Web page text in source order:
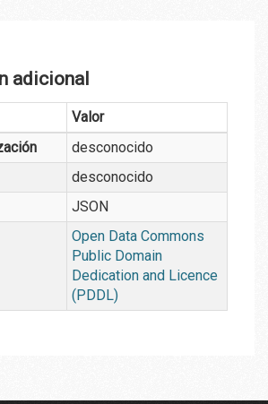
adicional
Valor
desconocido
desconocido
JSON
Open Data Commons
Public Domain
Dedication and Licence
(PDDL)